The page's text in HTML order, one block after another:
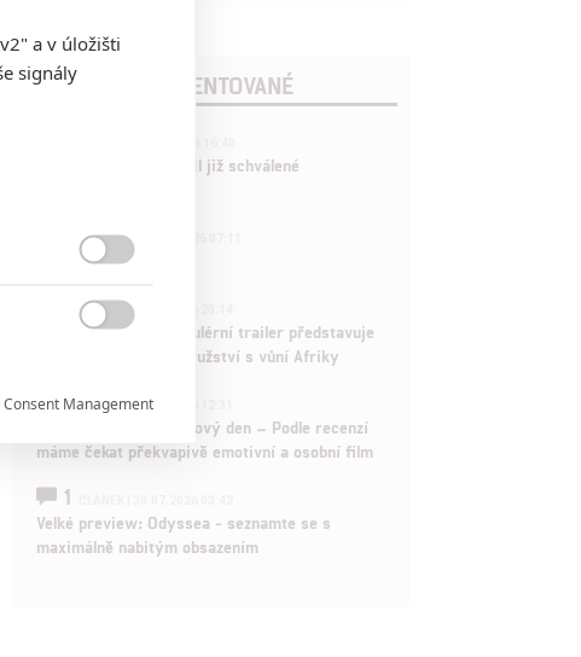
POSLEDNÍ KOMENTOVANÉ
Marvel nečekaně zrušil již schválené
433FILM | 01.08.2026 07:11
拆彈專家
ČLÁNEK | 30.07.2026 20:14
Děti krve a kostí: Regulérní trailer představuje
akční fantasy dobrodružství s vůní Afriky
1ČLÁNEK | 30.07.2026 12:31
Spider-Man: Zbrusu nový den – Podle recenzí
máme čekat překvapivě emotivní a osobní film
1
Velké preview: Odyssea - seznamte se s
maximálně nabitým obsazením
a v úložišti
signály


chyb,
Consent Management